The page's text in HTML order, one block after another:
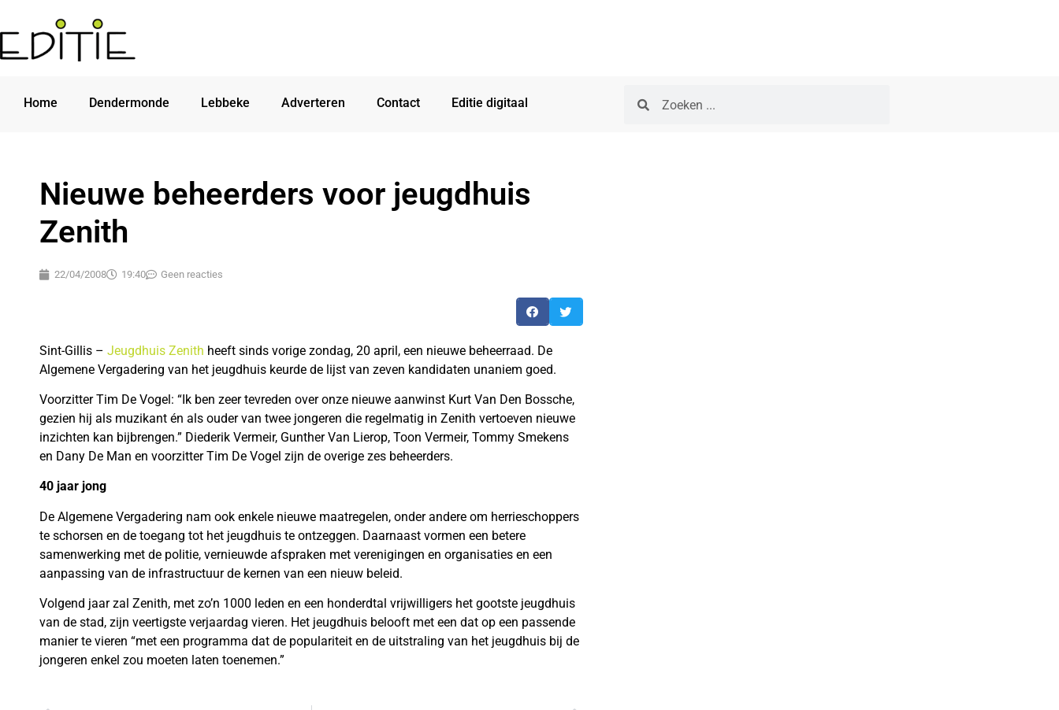
Home Dendermonde Lebbeke Adverteren Contact Editie digitaal
Nieuwe beheerders voor jeugdhuis
Zenith
22/04/2008 19:40 Geen reacties
Sint-Gillis – Jeugdhuis Zenith heeft sinds vorige zondag, 20 april, een nieuwe beheerraad. De
Algemene Vergadering van het jeugdhuis keurde de lijst van zeven kandidaten unaniem goed.
Voorzitter Tim De Vogel: “Ik ben zeer tevreden over onze nieuwe aanwinst Kurt Van Den Bossche,
gezien hij als muzikant én als ouder van twee jongeren die regelmatig in Zenith vertoeven nieuwe
inzichten kan bijbrengen.” Diederik Vermeir, Gunther Van Lierop, Toon Vermeir, Tommy Smekens
en Dany De Man en voorzitter Tim De Vogel zijn de overige zes beheerders.
40 jaar jong
De Algemene Vergadering nam ook enkele nieuwe maatregelen, onder andere om herrieschoppers
te schorsen en de toegang tot het jeugdhuis te ontzeggen. Daarnaast vormen een betere
samenwerking met de politie, vernieuwde afspraken met verenigingen en organisaties en een
aanpassing van de infrastructuur de kernen van een nieuw beleid.
Volgend jaar zal Zenith, met zo’n 1000 leden en een honderdtal vrijwilligers het gootste jeugdhuis
van de stad, zijn veertigste verjaardag vieren. Het jeugdhuis belooft met een dat op een passende
manier te vieren “met een programma dat de populariteit en de uitstraling van het jeugdhuis bij de
jongeren enkel zou moeten laten toenemen.”